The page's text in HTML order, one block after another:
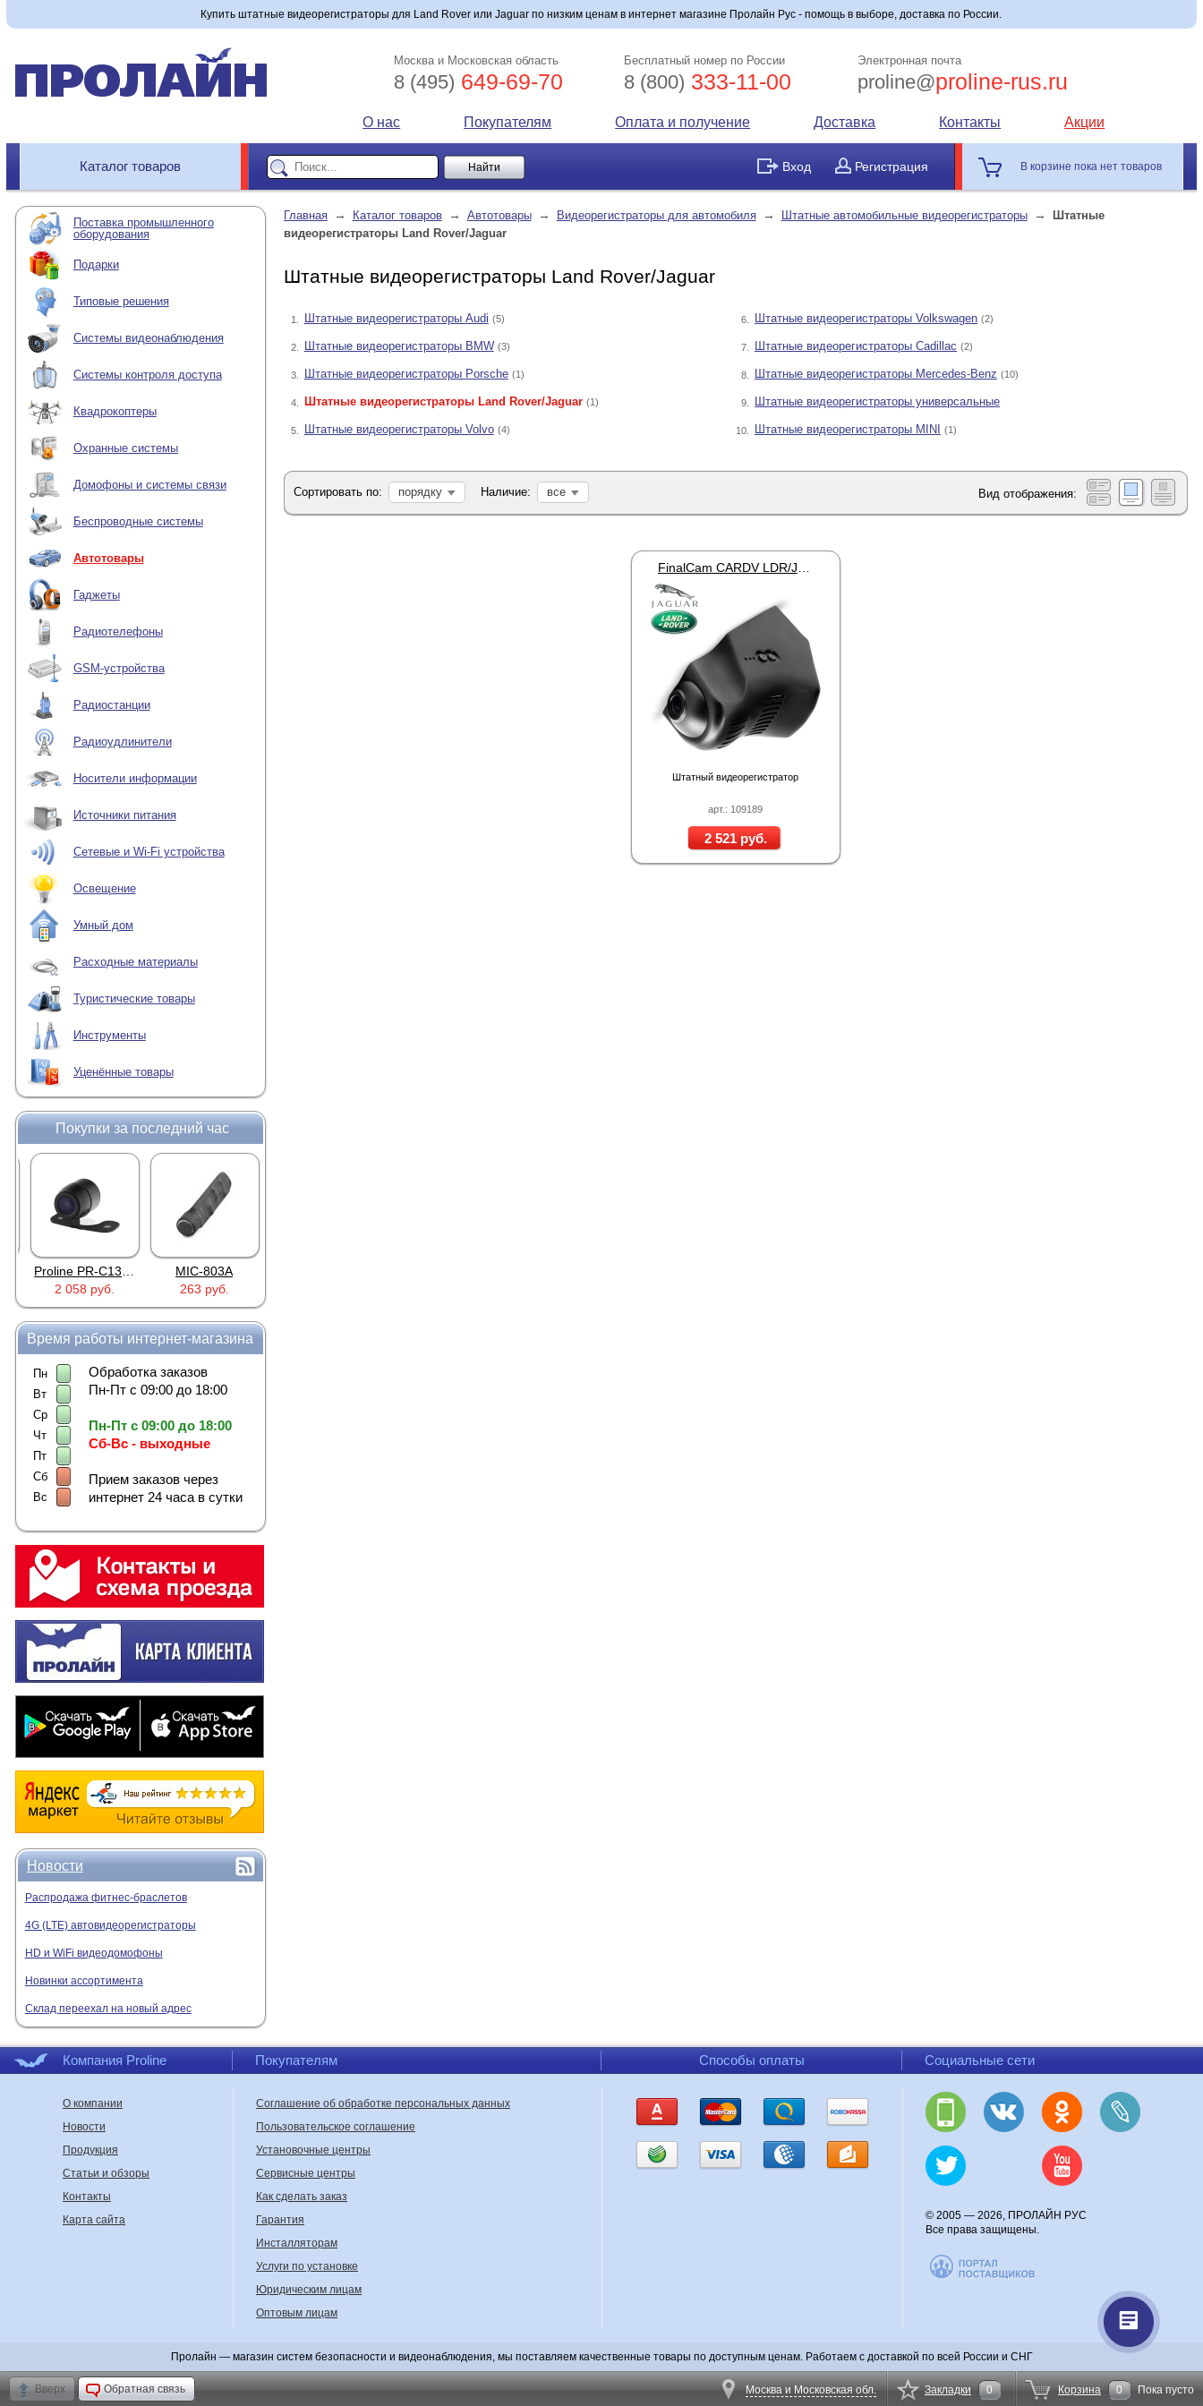
Купить штатные видеорегистраторы для Land Rover или Jaguar по низким ценам в интернет магазине Пролайн Рус - помощь в выборе, доставка по России.
Москва и Московская область
8 (495) 649-69-70
Бесплатный номер по России
8 (800) 333-11-00
Электронная почта
proline@proline-rus.ru
О нас Покупателям Оплата и получение Доставка Контакты Акции
Каталог товаров Вход Регистрация В корзине пока нет товаров
Поставка промышленного
оборудования
Подарки
Типовые решения
Системы видеонаблюдения
Системы контроля доступа
Квадрокоптеры
Охранные системы
Домофоны и системы связи
Беспроводные системы
Автотовары
Гаджеты
Радиотелефоны
GSM-устройства
Радиостанции
Радиоудлинители
Носители информации
Источники питания
Сетевые и Wi-Fi устройства
Освещение
Умный дом
Расходные материалы
Туристические товары
Инструменты
Уценённые товары
Покупки за последний час
Proline PR-C1335
2 058 руб.
MIC-803A
263 руб.
Время работы интернет-магазина
Пн
Вт
Ср
Чт
Пт
Сб
Вс
Обработка заказов
Пн-Пт с 09:00 до 18:00
Пн-Пт с 09:00 до 18:00
Сб-Вс - выходные
Прием заказов через
интернет 24 часа в сутки
Новости
Распродажа фитнес-браслетов
4G (LTE) автовидеорегистраторы
HD и WiFi видеодомофоны
Новинки ассортимента
Склад переехал на новый адрес
Главная → Каталог товаров → Автотовары → Видеорегистраторы для автомобиля → Штатные автомобильные видеорегистраторы →
Штатные
видеорегистраторы Land Rover/Jaguar
Штатные видеорегистраторы Land Rover/Jaguar
1. Штатные видеорегистраторы Audi (5)
2. Штатные видеорегистраторы BMW (3)
3. Штатные видеорегистраторы Porsche (1)
4. Штатные видеорегистраторы Land Rover/Jaguar (1)
5. Штатные видеорегистраторы Volvo (4)
6. Штатные видеорегистраторы Volkswagen (2)
7. Штатные видеорегистраторы Cadillac (2)
8. Штатные видеорегистраторы Mercedes-Benz (10)
9. Штатные видеорегистраторы универсальные
10. Штатные видеорегистраторы MINI (1)
Сортировать по: порядку Наличие: все Вид отображения:
арт.: 109189
Штатный видеорегистратор
2 521 руб.
Компания Proline Покупателям Способы оплаты Социальные сети
О компании
Новости
Продукция
Статьи и обзоры
Контакты
Карта сайта
Соглашение об обработке персональных данных
Пользовательское соглашение
Установочные центры
Сервисные центры
Как сделать заказ
Гарантия
Инсталляторам
Услуги по установке
Юридическим лицам
Оптовым лицам
© 2005 — 2026, ПРОЛАЙН РУС
Все права защищены.
Пролайн — магазин систем безопасности и видеонаблюдения, мы поставляем качественные товары по доступным ценам. Работаем с доставкой по всей России и СНГ
Вверх Обратная связь Москва и Московская обл. Закладки 0 Корзина 0 Пока пусто